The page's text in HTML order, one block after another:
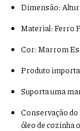
Dimensão:
Material: Ferro
Cor: Marrom
Produto
Suporta uma
Conservação
óleo de cozinha